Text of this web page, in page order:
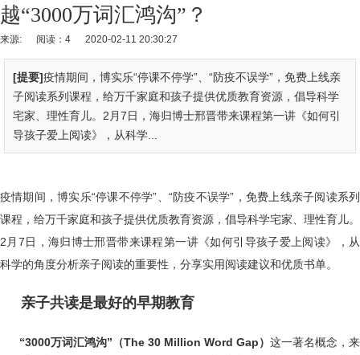
越“3000万词汇鸿沟”？
来源: 阅读：4 2020-02-11 20:30:27
[提要]疫情期间，博实乐“停课不停学”、“防疫不误学”，免费上线亲
子阅读系列课程，给万千家庭和孩子提供优质教育资源，倡导科学
宅家、理性育儿。2月7日，海归博士邢晋带来课程第一讲《如何引
导孩子爱上阅读》，从科学...
疫情期间，博实乐“停课不停学”、“防疫不误学”，免费上线亲子阅读系列
课程，给万千家庭和孩子提供优质教育资源，倡导科学宅家、理性育儿。
2月7日，海归博士邢晋带来课程第一讲《如何引导孩子爱上阅读》，从
科学的角度分析亲子阅读的重要性，分享实用阅读建议和优质书单。
亲子共读是最好的早期教育
“3000万词汇鸿沟”（The 30 Million Word Gap） 这一著名概念，来